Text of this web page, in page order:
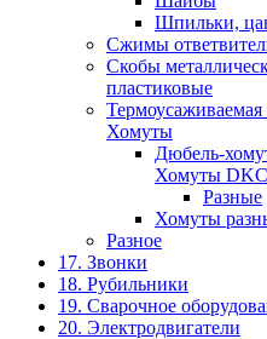
Шпильки,
Сжимы
Скобы
пластиковые
Термоусаживаемая
Хомуты
Дюбель-
Хомуты DKC
Разные
Хомуты
Разное
17. Звонки
18. Рубильники
19. Сварочное
20. Электродвигатели